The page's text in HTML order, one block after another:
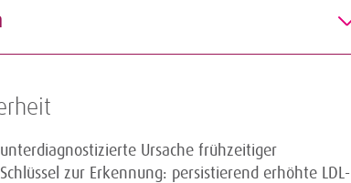
Ursache frühzeitiger
zur Erkennung: persistierend erhöhte LDL-